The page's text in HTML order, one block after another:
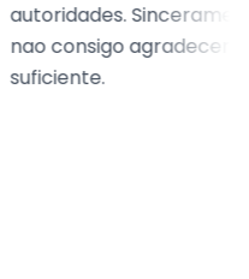
Sinceramente,
agradecer o